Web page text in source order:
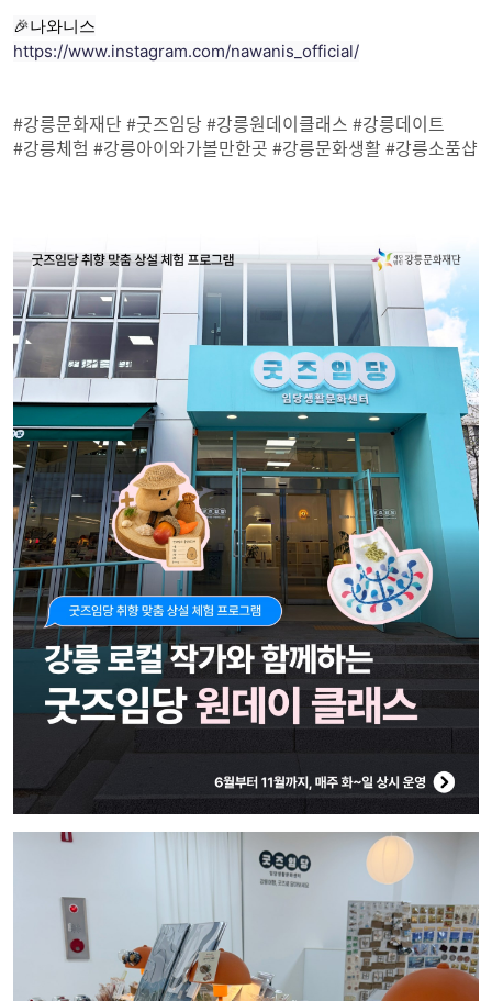
🎉나와니스
https://www.instagram.com/nawanis_official/
#강릉문화재단 #굿즈임당 #강릉원데이클래스 #강릉데이트
#강릉체험 #강릉아이와가볼만한곳 #강릉문화생활 #강릉소품샵